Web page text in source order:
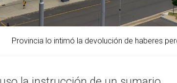
Provincia lo intimó la devolución de haberes